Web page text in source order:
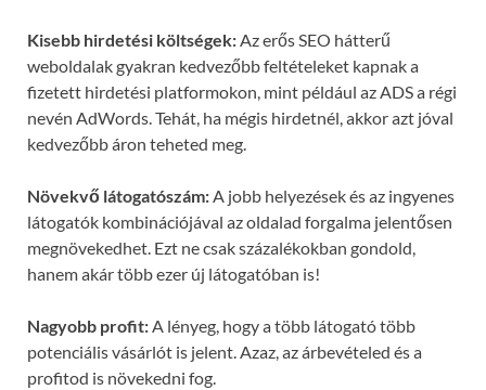
Kisebb hirdetési költségek:Az erős SEO hátterű
weboldalak gyakran kedvezőbb feltételeket kapnak a
fizetett hirdetési platformokon, mint például az ADS a régi
nevén AdWords. Tehát, ha mégis hirdetnél, akkor azt jóval
kedvezőbb áron teheted meg.
Növekvő látogatószám:A jobb helyezések és az ingyenes
látogatók kombinációjával az oldalad forgalma jelentősen
megnövekedhet. Ezt ne csak százalékokban gondold,
hanem akár több ezer új látogatóban is!
Nagyobb profit:A lényeg, hogy a több látogató több
potenciális vásárlót is jelent. Azaz, az árbevételed és a
profitod is növekedni fog.